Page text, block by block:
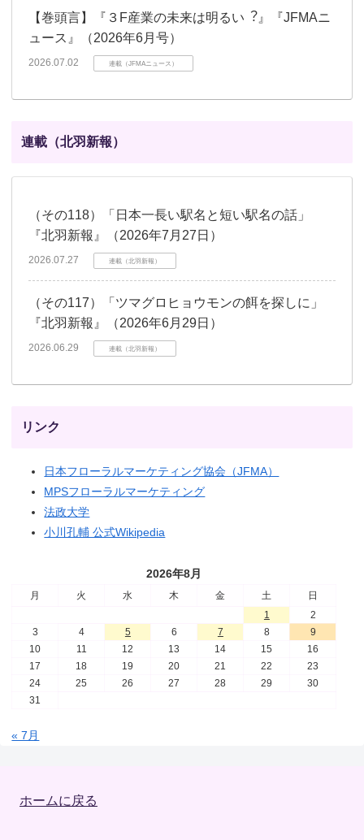
【巻頭言】『３F産業の未来は明るい︖』『JFMAニ
ュース』（2026年6月号）
2026.07.02 連載（JFMAニュース）
連載（北羽新報）
（その118）「日本一長い駅名と短い駅名の話」
『北羽新報』（2026年7月27日）
2026.07.27 連載（北羽新報）
（その117）「ツマグロヒョウモンの餌を探しに」
『北羽新報』（2026年6月29日）
2026.06.29 連載（北羽新報）
リンク
日本フローラルマーケティング協会（JFMA）
MPSフローラルマーケティング
法政大学
小川孔輔 公式Wikipedia
2026年8月
月 火 水 木 金 土
日
1
2
3
4 5 6 7 8
9
10
11 12 13 14 15
16
17
18 19 20 21 22
23
24
25 26 27 28 29
30
31
« 7月
ホームに戻る